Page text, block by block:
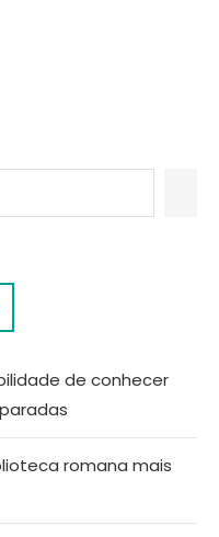
de conhecer
romana mais